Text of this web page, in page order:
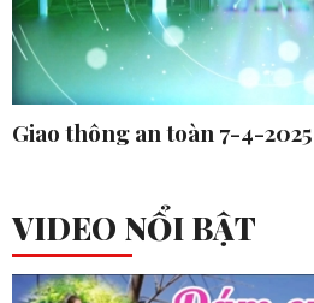
Giao thông an toàn 7-4-2025
VIDEO NỔI BẬT